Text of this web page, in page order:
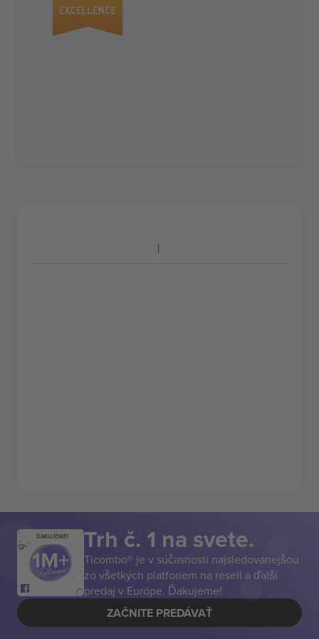
ĎAKUJEME! Trh č. 1 na svete.
Ticombo® je v súčasnosti najsledovanejšou
zo všetkých platforiem na resell a ďalší
predaj v Európe. Ďakujeme!
ZAČNITE PREDÁVAŤ